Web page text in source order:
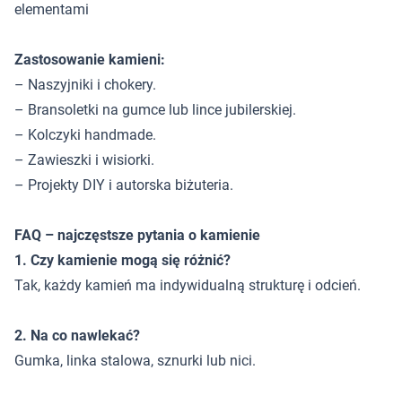
elementami
Zastosowanie kamieni:
– Naszyjniki i chokery.
– Bransoletki na gumce lub lince jubilerskiej.
– Kolczyki handmade.
– Zawieszki i wisiorki.
– Projekty DIY i autorska biżuteria.
FAQ – najczęstsze pytania o kamienie
1. Czy kamienie mogą się różnić?
Tak, każdy kamień ma indywidualną strukturę i odcień.
2. Na co nawlekać?
Gumka, linka stalowa, sznurki lub nici.